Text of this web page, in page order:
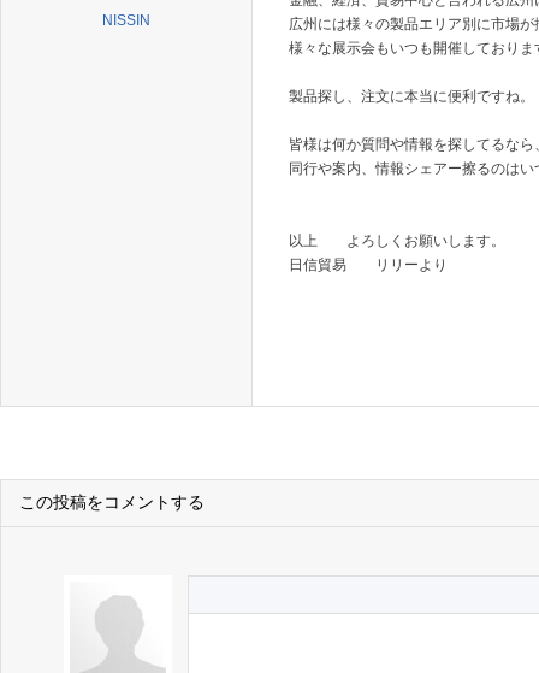
NISSIN
広州には様々の製品エリア別に市場
様々な展示会もいつも開催しておりま
製品探し、注文に本当に便利ですね。
皆様は何か質問や情報を探してるな
同行や案内、情報シェアー擦るのは
以上 よろしくお願いします。
日信貿易 リリーより
この投稿をコメントする